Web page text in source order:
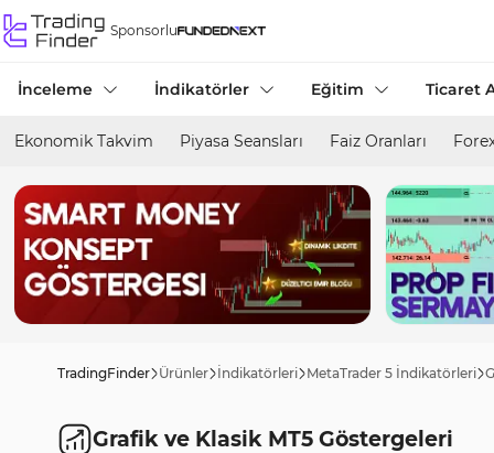
Sponsorlu
İnceleme İndikatörler Eğitim Ticaret
Ekonomik Takvim Piyasa Seansları Faiz Oranları
TradingFinder Ürünler İndikatörleri MetaTrader 5 İndikatörleri
Grafik ve Klasik MT5 Göstergeleri